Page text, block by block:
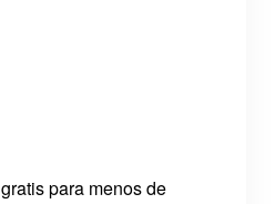
para menos de